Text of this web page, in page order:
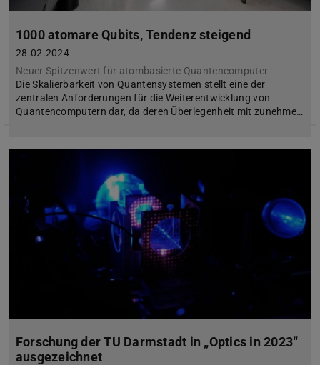
1000 atomare Qubits, Tendenz steigend
28.02.2024
Neuer Spitzenwert für atombasierte Quantencomputer
Die Skalierbarkeit von Quantensystemen stellt eine der
zentralen Anforderungen für die Weiterentwicklung von
Quantencomputern dar, da deren Überlegenheit mit zunehme…
Forschung der TU Darmstadt in „Optics in 2023“
ausgezeichnet